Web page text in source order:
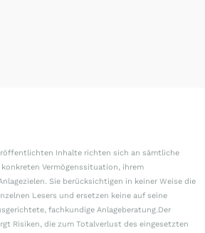
Inhalte richten sich an sämtliche
Vermögenssituation, ihrem
Sie berücksichtigen in keiner Weise die
Lesers und ersetzen keine auf seine
fachkundige Anlageberatung.Der
Risiken, die zum Totalverlust des eingesetzten